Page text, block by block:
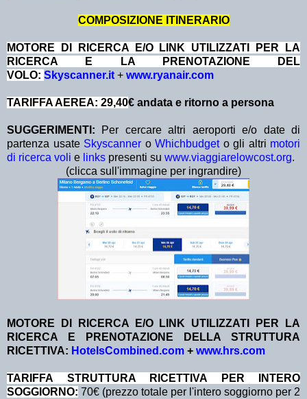
COMPOSIZIONE ITINERARIO
MOTORE DI RICERCA E/O LINK UTILIZZATI PER LA
RICERCA E LA PRENOTAZIONE DEL
VOLO: Skyscanner.it + www.ryanair.com
TARIFFA AEREA: 29,40€ andata e ritorno a persona
SUGGERIMENTI: Per cercare altri aeroporti e/o date di
partenza usate Skyscanner o Whichbudgeto gli altri motori
di ricerca voli e links presenti su www.viaggiarelowcost.org.
(clicca sull'immagine per ingrandire)
MOTORE DI RICERCA E/O LINK UTILIZZATI PER LA
RICERCA E PRENOTAZIONE DELLA STRUTTURA
RICETTIVA: HotelsCombined.com + www.hrs.com
TA RIFFA STRUTTURA RICETTIVA PER INTERO
SOGGIORNO: 70€ (prezzo totale per l'intero soggiorno per 2